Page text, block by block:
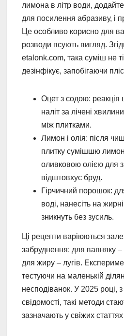
лимона в літр води,
для посилення абразиву, і
Це особливо корисно для
розводи псують вигляд.
etalonk.com, така суміш не
дезінфікує, запобігаючи
Оцет з содою: реакція
наліт за лічені
між плитками.
Лимон і олія: після
плитку сумішшю
оливковою олією для
відштовхує бруд.
Гірчичний порошок:
воді, нанесіть на
зникнуть без зусиль.
Ці рецепти варіюються
забруднення: для вапняку –
для жиру – лугів.
тестуючи на маленькій
несподіванок. У 2025 році,
свідомості, такі методи
зазначають у свіжих